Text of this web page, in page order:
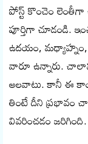
పోస్ట్ కొంచెం
పూర్తిగా చూడండి.
ఉదయం,
వారూ ఉన్నారు.
అలవాటు. కానీ ఈ
తింటే దీని ప్రభావం
వివరించడం జరిగింది.